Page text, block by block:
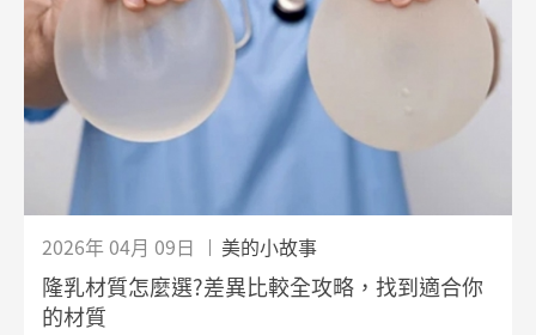
2026年 04月 09日 美的小故事
隆乳材質怎麼選?差異比較全攻略，找到適合你
的材質